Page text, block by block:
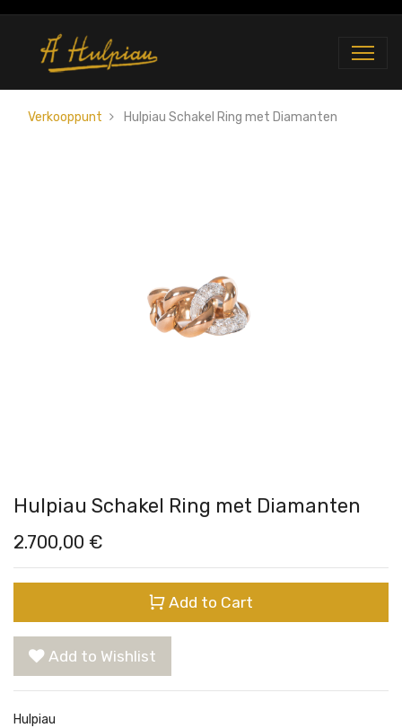
Verkooppunt Hulpiau Schakel Ring met Diamanten
Hulpiau Schakel Ring met Diamanten
2.700,00 €
Add to Cart
Add to Wishlist
Hulpiau